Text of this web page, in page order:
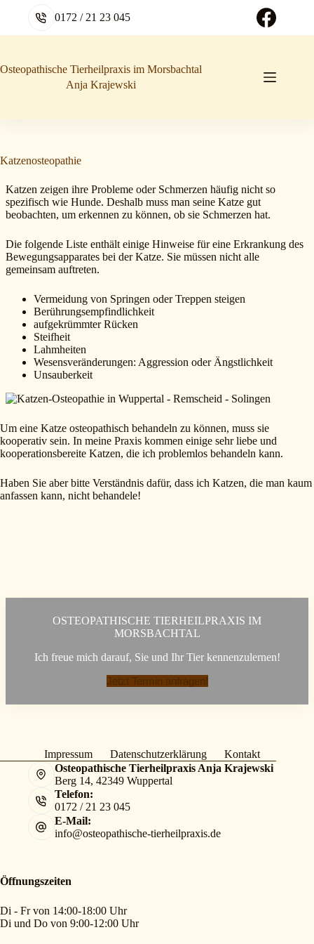
0172 / 21 23 045
Osteopathische Tierheilpraxis im Morsbachtal
Anja Krajewski
Katzenosteopathie
Katzen zeigen ihre Probleme oder Schmerzen häufig nicht so
spezifisch wie Hunde. Deshalb muss man seine Katze gut
beobachten, um erkennen zu können, ob sie Schmerzen hat.
Die folgende Liste enthält einige Hinweise für eine Erkrankung des
Bewegungsapparates bei der Katze. Sie müssen nicht alle
gemeinsam auftreten.
Vermeidung von Springen oder Treppen steigen
Berührungsempfindlichkeit
aufgekrümmter Rücken
Steifheit
Lahmheiten
Wesensveränderungen: Aggression oder Ängstlichkeit
Unsauberkeit
Um eine Katze osteopathisch behandeln zu können, muss sie
kooperativ sein. In meine Praxis kommen einige sehr liebe und
kooperationsbereite Katzen, die ich problemlos behandeln kann.
Haben Sie aber bitte Verständnis dafür, dass ich Katzen, die man kaum
anfassen kann, nicht behandele!
OSTEOPATHISCHE TIERHEILPRAXIS IM
MORSBACHTAL
Ich freue mich darauf, Sie und Ihr Tier kennenzulernen!
Jetzt Termin anfragen!
Impressum Datenschutzerklärung
Kontakt
Osteopathische Tierheilpraxis Anja Krajewski
Berg 14, 42349 Wuppertal
Telefon:
0172 / 21 23 045
E-Mail:
info@osteopathische-tierheilpraxis.de
Öffnungszeiten
Di - Fr von 14:00-18:00 Uhr
Di und Do von 9:00-12:00 Uhr